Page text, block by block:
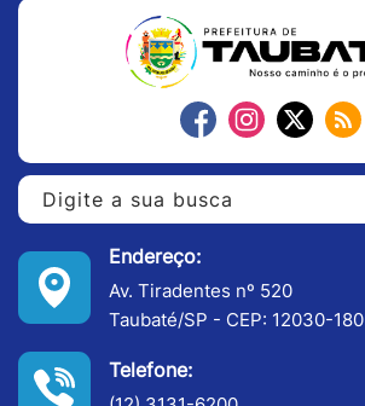
Endereço:
Av. Tiradentes nº 520
Taubaté/SP - CEP: 12030-180
Telefone: